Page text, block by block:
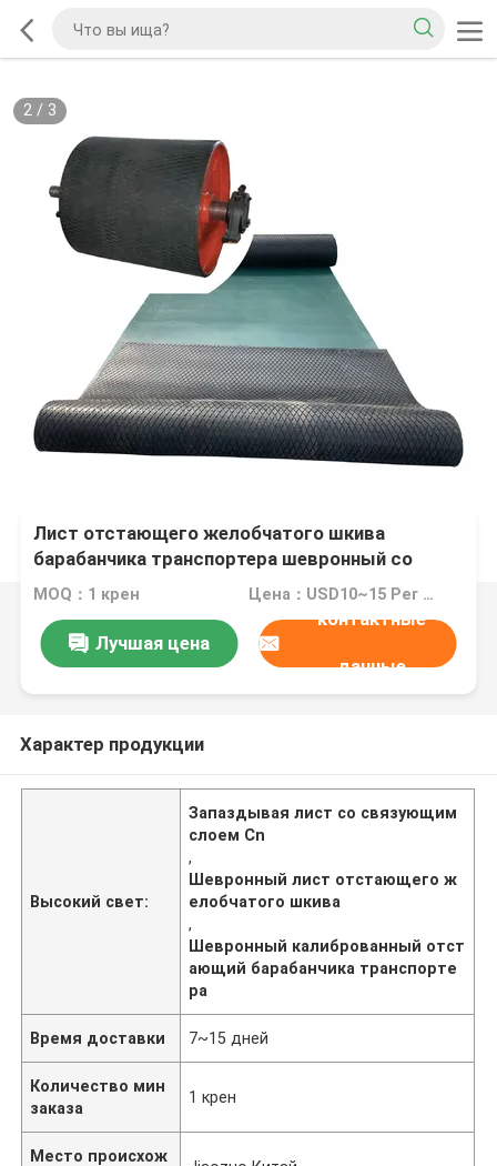
2/ 3
Лист отстающего желобчатого шкива
барабанчика транспортера шевронный со
связующим слоем Cn
MOQ：1 крен Цена：USD10~15 Per Unit
Лучшая цена
контактные
данные
Характер продукции
Высокий свет:
Запаздывая лист со связующим
слоем Cn
,
Шевронный лист отстающего ж
елобчатого шкива
,
Шевронный калиброванный отст
ающий барабанчика транспорте
ра
Время доставки 7~15 дней
Количество мин
заказа
1 крен
Место происхож